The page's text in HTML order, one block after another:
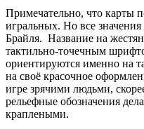
Примечательно, что карты
игральных. Но все
Брайля. Название на
тактильно-точечным
ориентируются именно на
на своё красочное
игре зрячими людьми,
рельефные обозначения
краплеными.